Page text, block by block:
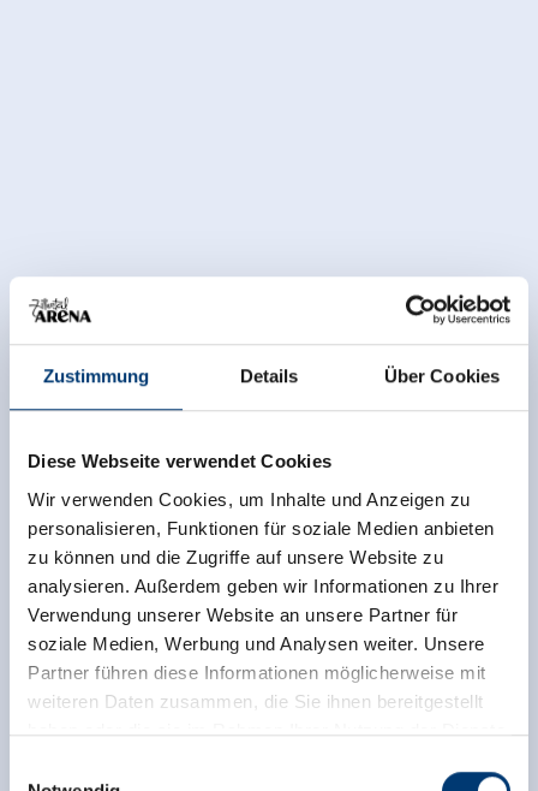
Zustimmung Details Über Cookies
Diese Webseite verwendet Cookies
Wir verwenden Cookies, um Inhalte und Anzeigen zu
personalisieren, Funktionen für soziale Medien anbieten
zu können und die Zugriffe auf unsere Website zu
analysieren. Außerdem geben wir Informationen zu Ihrer
Verwendung unserer Website an unsere Partner für
soziale Medien, Werbung und Analysen weiter. Unsere
Partner führen diese Informationen möglicherweise mit
weiteren Daten zusammen, die Sie ihnen bereitgestellt
haben oder die sie im Rahmen Ihrer Nutzung der Dienste